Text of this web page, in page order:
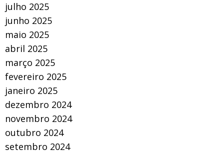
julho 2025
junho 2025
maio 2025
abril 2025
março 2025
fevereiro 2025
janeiro 2025
dezembro 2024
novembro 2024
outubro 2024
setembro 2024